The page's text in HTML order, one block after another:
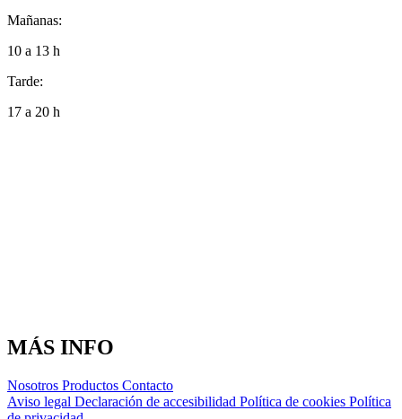
Mañanas:
10 a 13 h
Tarde:
17 a 20 h
MÁS INFO
Nosotros Productos Contacto
Aviso legal Declaración de accesibilidad Política de cookies Política